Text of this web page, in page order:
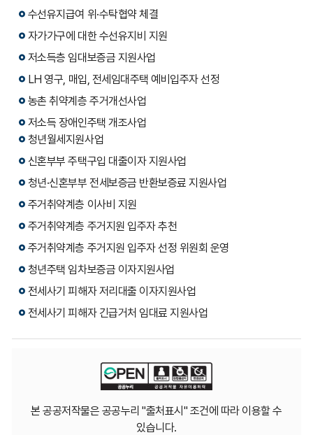
수선유지급여 위·수탁협약 체결
자가가구에 대한 수선유지비 지원
저소득층 임대보증금 지원사업
LH 영구, 매입, 전세임대주택 예비입주자 선정
농촌 취약계층 주거개선사업
저소득 장애인주택 개조사업
청년월세지원사업
신혼부부 주택구입 대출이자 지원사업
청년·신혼부부 전세보증금 반환보증료 지원사업
주거취약계층 이사비 지원
주거취약계층 주거지원 입주자 추천
주거취약계층 주거지원 입주자 선정 위원회 운영
청년주택 임차보증금 이자지원사업
전세사기 피해자 저리대출 이자지원사업
전세사기 피해자 긴급거처 임대료 지원사업
본 공공저작물은 공공누리 "출처표시" 조건에 따라 이용할 수
있습니다.